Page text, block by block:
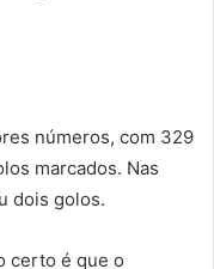
números, com 329
marcados. Nas
dois golos.
certo é que o